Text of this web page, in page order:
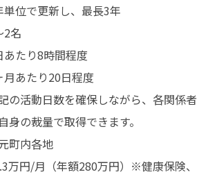
位で更新し、最長3年
2名
たり8時間程度
あたり20日程度
の活動日数を確保しながら、各関係者
身の裁量で取得できます。
町内各地
万円/月（年額280万円）※健康保険、